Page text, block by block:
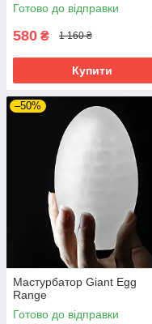
Готово до відправки
580 ₴ 1 160 ₴
Купити
–50%
Мастурбатор Giant Egg
Range
Готово до відправки